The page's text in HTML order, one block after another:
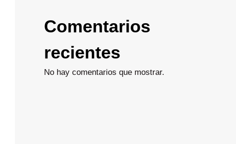
Comentarios
recientes
No hay comentarios que mostrar.